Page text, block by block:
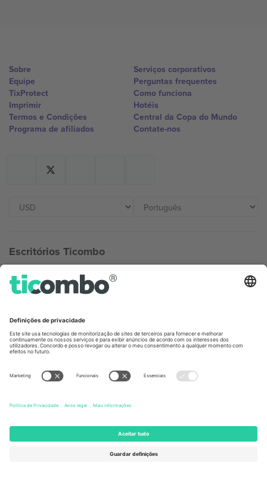
Sobre
Equipe
TixProtect
Imprimir
Termos e Condições
Programa de afiliados
Serviços corporativos
Perguntas frequentes
Como funciona
Hotéis
Central da Copa do Mundo
Contate-nos
Escritórios Ticombo
Germany
Unter den Linden 24, 10117
United States
Newark, Delaware 19713, United
Switzerland
Engelberg, Switzerland
Bulgaria
Regus Sofia City West, bul
Totleben 53-55, 1606 Sofia,
UAE Dubai Silicon Oasis, DDP
Building A1, Office 302, Dubai,
United Arab Emirates